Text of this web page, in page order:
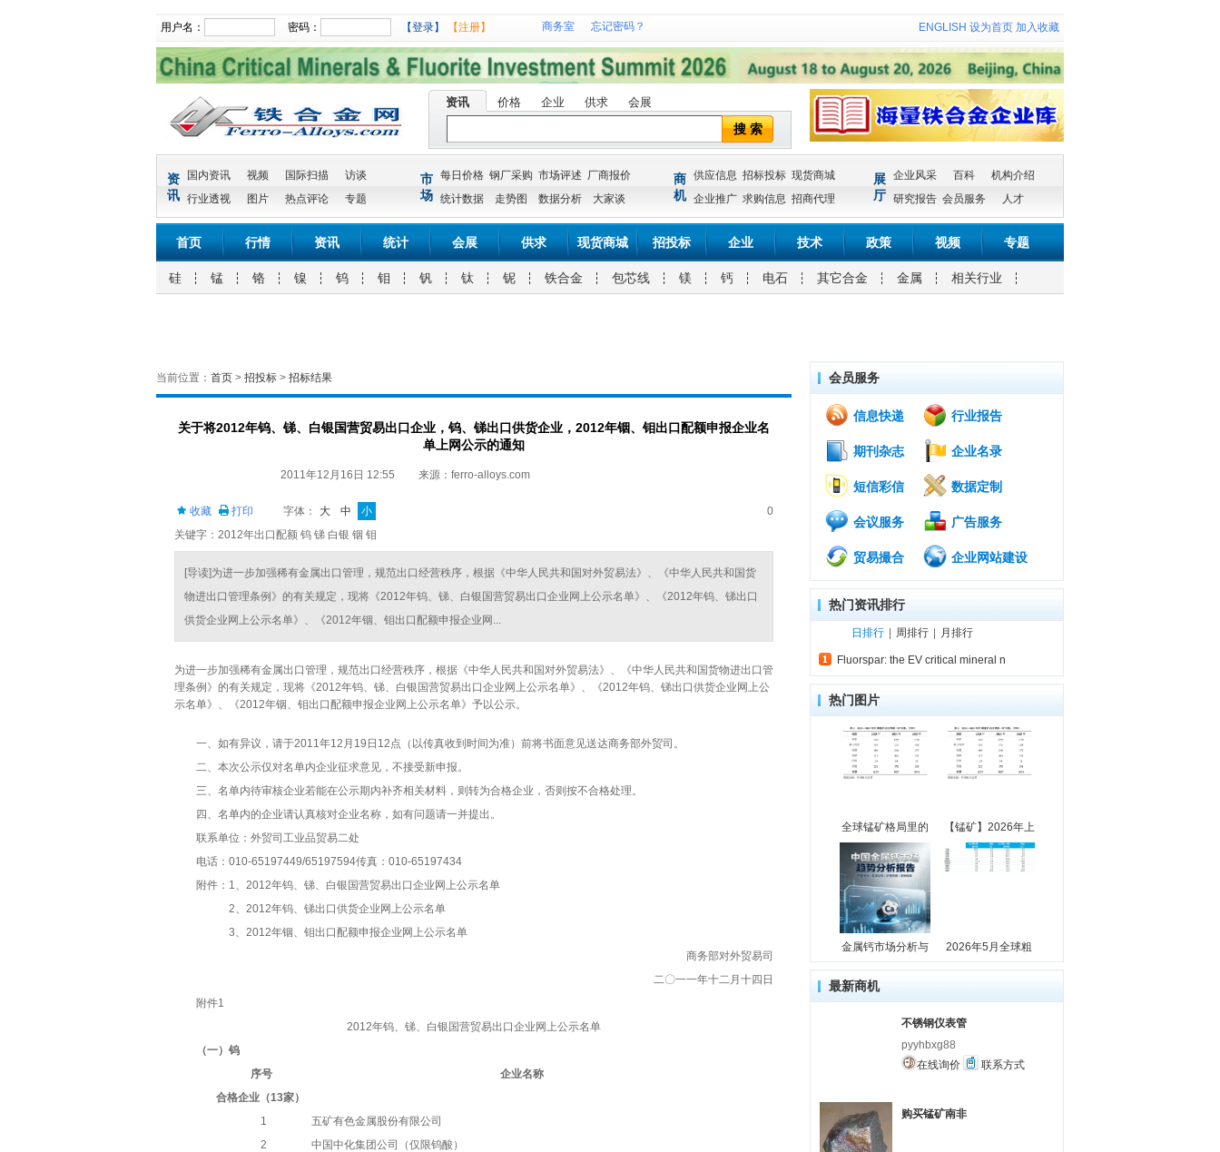
用户名： 密码： 【登录】 【注册】 商务室 忘记密码？ ENGLISH 设为首页 加入收藏
资讯 价格 企业 供求 会展
搜 索
资
讯
国内资讯 视频 国际扫描
访谈
行业透视
图片 热点评论 专题
市
场
每日价格 钢厂采购 市场评述 厂商报价
统计数据
走势图 数据分析 大家谈
商
机
供应信息 招标投标 现货商城
企业推广 求购信息 招商代理
展
厅
企业风采 百科
机构介绍
研究报告 会员服务 人才
首页 行情 资讯 统计 会展 供求 现货商城 招投标 企业 技术 政策 视频 专题
硅 锰 铬 镍 钨 钼 钒 钛 铌 铁合金 包芯线 镁 钙 电石 其它合金 金属 相关行业
当前位置： 首页 > 招投标 > 招标结果
关于将2012年钨、锑、白银国营贸易出口企业，钨、锑出口供货企业，2012年铟、钼出口配额申报企业名
单上网公示的通知
2011年12月16日 12:55 来源：ferro-alloys.com
收藏 打印 字体： 大 中 小
0
关键字：2012年出口配额 钨 锑 白银 铟 钼
[导读]为进一步加强稀有金属出口管理，规范出口经营秩序，根据《中华人民共和国对外贸易法》、《中华人民共和国货
物进出口管理条例》的有关规定，现将《2012年钨、锑、白银国营贸易出口企业网上公示名单》、《2012年钨、锑出口
供货企业网上公示名单》、《2012年铟、钼出口配额申报企业网...
为进一步加强稀有金属出口管理，规范出口经营秩序，根据《中华人民共和国对外贸易法》、《中华人民共和国货物进出口管
理条例》的有关规定，现将《2012年钨、锑、白银国营贸易出口企业网上公示名单》、《2012年钨、锑出口供货企业网上公
示名单》、《2012年铟、钼出口配额申报企业网上公示名单》予以公示。
一、如有异议，请于2011年12月19日12点（以传真收到时间为准）前将书面意见送达商务部外贸司。
二、本次公示仅对名单内企业征求意见，不接受新申报。
三、名单内待审核企业若能在公示期内补齐相关材料，则转为合格企业，否则按不合格处理。
四、名单内的企业请认真核对企业名称，如有问题请一并提出。
联系单位：外贸司工业品贸易二处
电话：010-65197449/65197594传真：010-65197434
附件：1、2012年钨、锑、白银国营贸易出口企业网上公示名单
2、2012年钨、锑出口供货企业网上公示名单
3、2012年铟、钼出口配额申报企业网上公示名单
商务部对外贸易司
二〇一一年十二月十四日
附件1
2012年钨、锑、白银国营贸易出口企业网上公示名单
（一）钨
序号
企业名称
合格企业（13家）
1
五矿有色金属股份有限公司
2
中国中化集团公司（仅限钨酸）
会员服务
信息快递 行业报告
期刊杂志 企业名录
短信彩信 数据定制
会议服务 广告服务
贸易撮合 企业网站建设
热门资讯排行
日排行 周排行 月排行
Fluorspar: the EV critical mineral n
热门图片
全球锰矿格局里的 【锰矿】2026年上
金属钙市场分析与 2026年5月全球粗
最新商机
不锈钢仪表管
pyyhbxg88
在线询价
联系方式
购买锰矿南非